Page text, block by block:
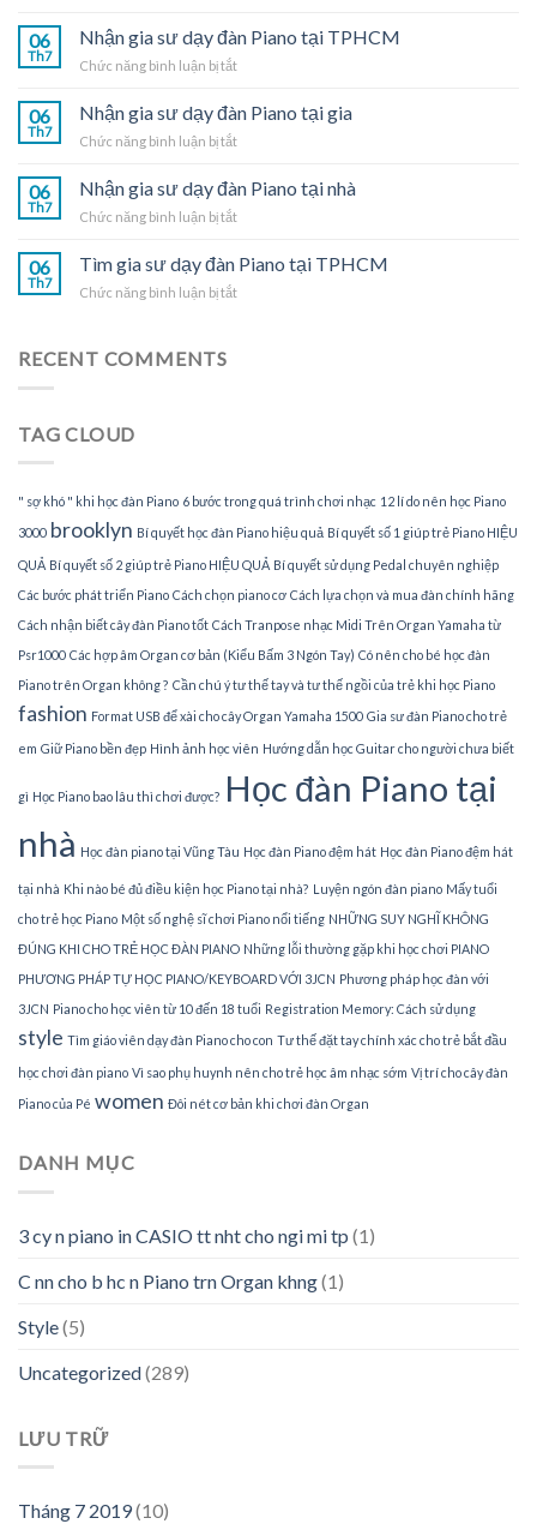
dạy
đàn
tại
06
Th7
Nhận gia sư dạy đàn Piano tại TPHCM
Chức năng bình luận bị tắtở
gia
sư
dạy
Piano
TPHCM
06
Th7
Nhận gia sư dạy đàn Piano tại gia
Chức năng bình luận bị tắtở
gia
sư
dạy
Piano
gia
06
Th7
Nhận gia sư dạy đàn Piano tại nhà
Chức năng bình luận bị tắtở
gia
sư
dạy
06
Th7
Tìm gia sư dạy đàn Piano tại TPHCM
Chức năng bình luận bị tắtở
RECENT COMMENTS
TAG CLOUD
" sợ khó " khi học đàn Piano 6 bước trong quá trình chơi nhạc 12 lí do nên học Piano
3000 brooklyn Bí quyết học đàn Piano hiệu quả Bí quyết số 1 giúp trẻ Piano HIỆU
QUẢ Bí quyết số 2 giúp trẻ Piano HIỆU QUẢ Bí quyết sử dụng Pedal chuyên nghiệp
Các bước phát triển Piano Cách chọn piano cơ Cách lựa chọn và mua đàn chính hãng
Cách nhận biết cây đàn Piano tốt Cách Tranpose nhạc Midi Trên Organ Yamaha từ
Psr1000 Các hợp âm Organ cơ bản (Kiểu Bấm 3 Ngón Tay) Có nên cho bé học đàn
Piano trên Organ không ? Cần chú ý tư thế tay và tư thế ngồi của trẻ khi học Piano
fashion Format USB để xài cho cây Organ Yamaha 1500 Gia sư đàn Piano cho trẻ
em Giữ Piano bền đẹp Hình ảnh học viên Hướng dẫn học Guitar cho người chưa biết
gì Học Piano bao lâu thì chơi được? Học đàn Piano tại
nhà Học đàn piano tại Vũng Tàu Học đàn Piano đệm hát Học đàn Piano đệm hát
tại nhà Khi nào bé đủ điều kiện học Piano tại nhà? Luyện ngón đàn piano Mấy tuổi
cho trẻ học Piano Một số nghệ sĩ chơi Piano nổi tiếng NHỮNG SUY NGHĨ KHÔNG
ĐÚNG KHI CHO TRẺ HỌC ĐÀN PIANO Những lỗi thường gặp khi học chơi PIANO
PHƯƠNG PHÁP TỰ HỌC PIANO/KEYBOARD VỚI 3JCN Phương pháp học đàn với
3JCN Piano cho học viên từ 10 đến 18 tuổi Registration Memory: Cách sử dụng
style Tìm giáo viên dạy đàn Piano cho con Tư thế đặt tay chính xác cho trẻ bắt đầu
học chơi đàn piano Vì sao phụ huynh nên cho trẻ học âm nhạc sớm Vị trí cho cây đàn
Piano của Pé women Đôi nét cơ bản khi chơi đàn Organ
DANH MỤC
3 cy n piano in CASIO tt nht cho ngi mi tp (1)
C nn cho b hc n Piano trn Organ khng(1)
Style(5)
Uncategorized(289)
LƯU TRỮ
Tháng 7 2019(10)